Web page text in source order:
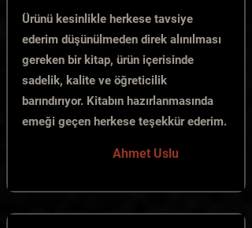
Ürünü kesinlikle herkese tavsiye
ederim düşünülmeden direk alınılması
gereken bir kitap, ürün içerisinde
sadelik, kalite ve öğreticilik
barındırıyor. Kitabın hazırlanmasında
emeği geçen herkese teşekkür ederim.
Ahmet Uslu